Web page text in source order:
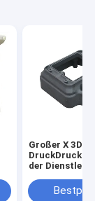
Großer X 3D
der
verhärteter